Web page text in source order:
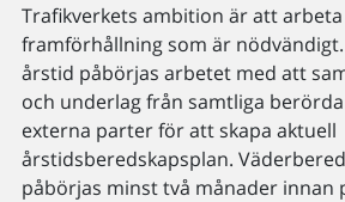
Trafikverkets ambition är att
framförhållning som är
årstid påbörjas arbetet med att
och underlag från samtliga
externa parter för att skapa aktuell
årstidsberedskapsplan.
påbörjas minst två månader innan